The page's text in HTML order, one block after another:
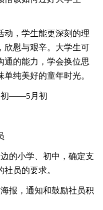
，学生能更深刻的理
欣慰与艰辛。大学生可
通的能力，学会换位思
纯美好的童年时光。
——5月初
小学、初中，确定支
员的要求。
，通知和鼓励社员积